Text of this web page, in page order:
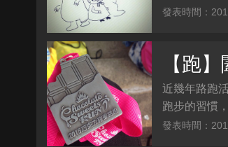
發表時間：
【跑
近幾年路跑
跑步的習慣
發表時間：